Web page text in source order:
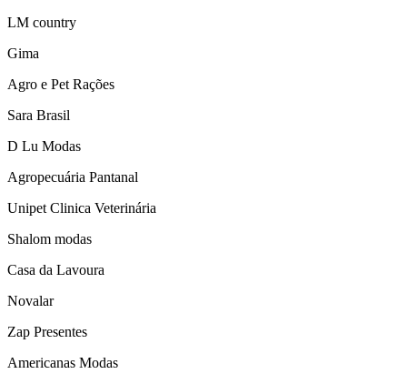
LM country
Gima
Agro e Pet Rações
Sara Brasil
D Lu Modas
Agropecuária Pantanal
Unipet Clinica Veterinária
Shalom modas
Casa da Lavoura
Novalar
Zap Presentes
Americanas Modas